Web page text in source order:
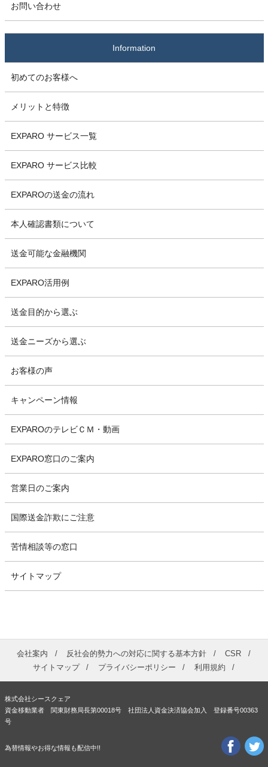
お問い合わせ
Information
初めてのお客様へ
メリットと特徴
EXPARO サービス一覧
EXPARO サービス比較
EXPAROの送金の流れ
本人確認書類について
送金可能な金融機関
EXPARO活用例
送金目的から選ぶ
送金ニーズから選ぶ
お客様の声
キャンペーン情報
EXPAROのテレビＣＭ・動画
EXPARO窓口のご案内
営業日のご案内
国際送金詐欺にご注意
苦情相談等の窓口
サイトマップ
会社案内 反社会的勢力への対応に関する基本方針
CSR
サイトマップ
プライバシーポリシー 利用規約
株式会社シースクェア
資金移動業者 関東財務局長第00018号 社団法人資金決済協会加入 登録番号00363
号
為替情報やお得な情報も配信中!!